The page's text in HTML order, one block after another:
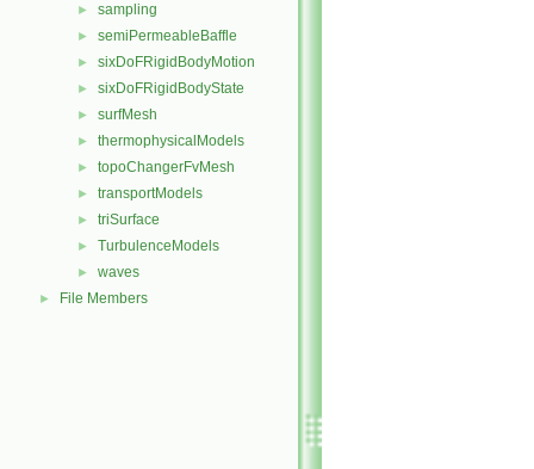
► sampling
► semiPermeableBaffle
► sixDoFRigidBodyMotion
► sixDoFRigidBodyState
► surfMesh
► thermophysicalModels
► topoChangerFvMesh
► transportModels
► triSurface
► TurbulenceModels
► waves
► File Members